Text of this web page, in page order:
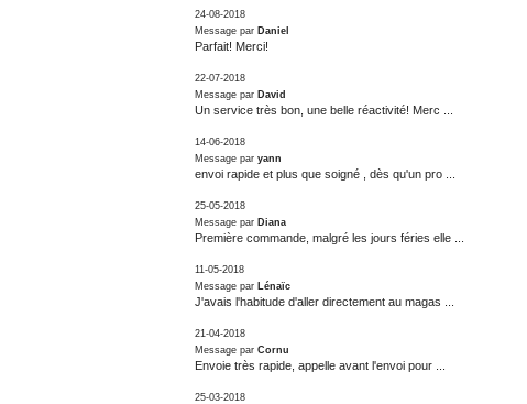
24-08-2018
Message par Daniel
Parfait! Merci!
22-07-2018
Message par David
Un service très bon, une belle réactivité! Merc ...
14-06-2018
Message par yann
envoi rapide et plus que soigné , dès qu'un pro ...
25-05-2018
Message par Diana
Première commande, malgré les jours féries elle ...
11-05-2018
Message par Lénaïc
J'avais l'habitude d'aller directement au magas ...
21-04-2018
Message par Cornu
Envoie très rapide, appelle avant l'envoi pour ...
25-03-2018